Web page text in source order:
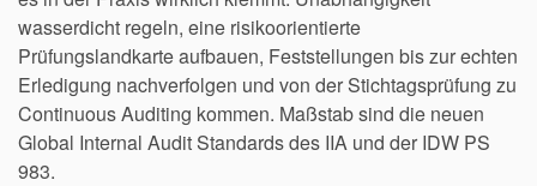
wasserdicht regeln, eine risikoorientierte
Prüfungslandkarte aufbauen, Feststellungen bis zur echten
Erledigung nachverfolgen und von der Stichtagsprüfung zu
Continuous Auditing kommen. Maßstab sind die neuen
Global Internal Audit Standards des IIA und der IDW PS
983.